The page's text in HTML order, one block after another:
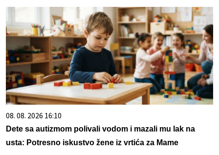
08. 08. 2026 16:10
Dete sa autizmom polivali vodom i mazali mu lak na
usta: Potresno iskustvo žene iz vrtića za Mame